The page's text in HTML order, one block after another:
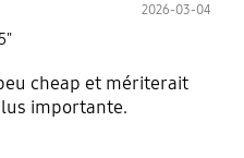
2026-03-04
cheap et mériterait
importante.